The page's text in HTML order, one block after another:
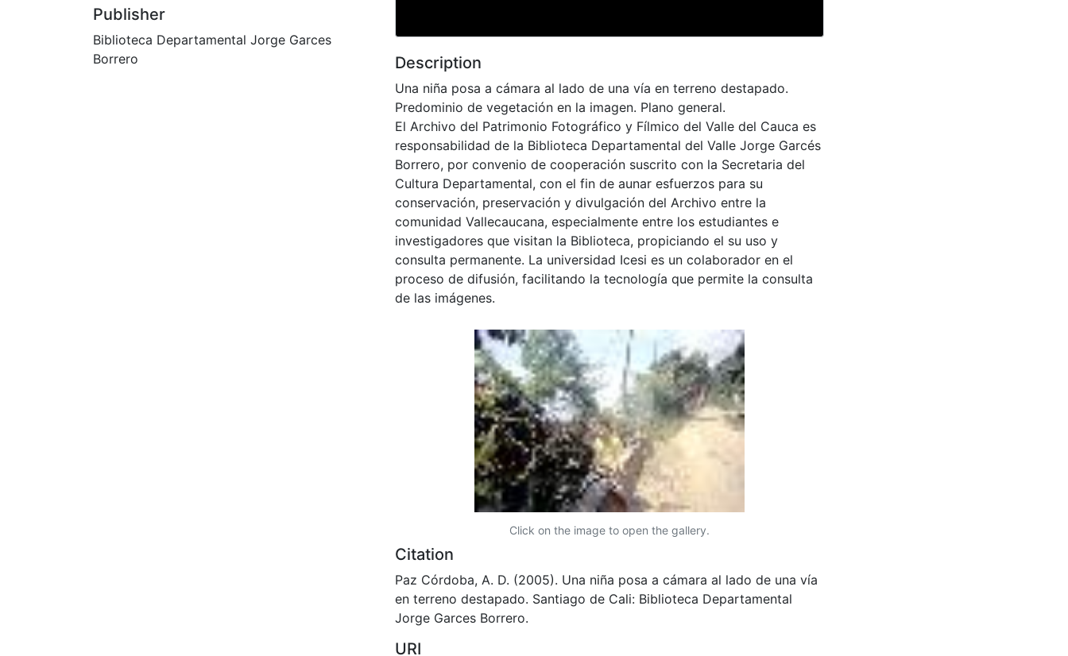
Publisher
Biblioteca Departamental Jorge Garces
Borrero
Description
Una niña posa a cámara al lado de una vía en terreno destapado.
Predominio de vegetación en la imagen. Plano general.
El Archivo del Patrimonio Fotográfico y Fílmico del Valle del Cauca es
responsabilidad de la Biblioteca Departamental del Valle Jorge Garcés
Borrero, por convenio de cooperación suscrito con la Secretaria del
Cultura Departamental, con el fin de aunar esfuerzos para su
conservación, preservación y divulgación del Archivo entre la
comunidad Vallecaucana, especialmente entre los estudiantes e
investigadores que visitan la Biblioteca, propiciando el su uso y
consulta permanente. La universidad Icesi es un colaborador en el
proceso de difusión, facilitando la tecnología que permite la consulta
de las imágenes.
Click on the image to open the gallery.
Citation
Paz Córdoba, A. D. (2005). Una niña posa a cámara al lado de una vía
en terreno destapado. Santiago de Cali: Biblioteca Departamental
Jorge Garces Borrero.
URI